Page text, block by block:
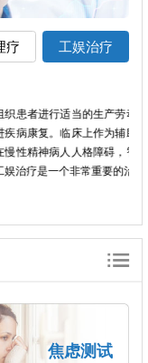
疗 工娱治疗
劳动和文娱体育活动，促
辅助治疗的手段，尤其是
，智能低下的患者当中，
的治疗方法。
焦虑测试